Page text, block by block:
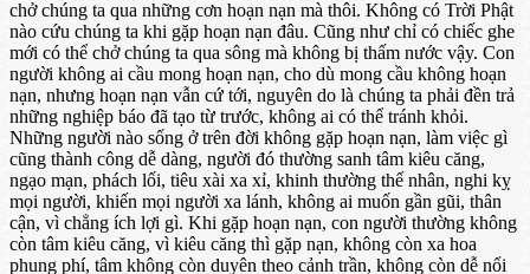
chở chúng ta qua những cơn hoạn nạn mà thôi. Không có Trời Phật
nào cứu chúng ta khi gặp hoạn nạn đâu. Cũng như chỉ có chiếc ghe
mới có thể chở chúng ta qua sông mà không bị thấm nước vậy. Con
người không ai cầu mong hoạn nạn, cho dù mong cầu không hoạn
nạn, nhưng hoạn nạn vẫn cứ tới, nguyên do là chúng ta phải đền trả
những nghiệp báo đã tạo từ trước, không ai có thể tránh khỏi.
Những người nào sống ở trên đời không gặp hoạn nạn, làm việc gì
cũng thành công dễ dàng, người đó thường sanh tâm kiêu căng,
ngạo mạn, phách lối, tiêu xài xa xỉ, khinh thường thế nhân, nghi kỵ
mọi người, khiến mọi người xa lánh, không ai muốn gần gũi, thân
cận, vì chẳng ích lợi gì. Khi gặp hoạn nạn, con người thường không
còn tâm kiêu căng, vì kiêu căng thì gặp nạn, không còn xa hoa
phung phí, tâm không còn duyên theo cảnh trần, không còn dễ nổi